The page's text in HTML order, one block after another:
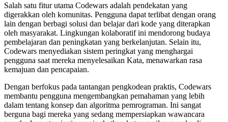
Salah satu fitur utama Codewars adalah pendekatan yang
digerakkan oleh komunitas. Pengguna dapat terlibat dengan orang
lain dengan berbagi solusi dan belajar dari kode yang diterapkan
oleh masyarakat. Lingkungan kolaboratif ini mendorong budaya
pembelajaran dan peningkatan yang berkelanjutan. Selain itu,
Codewars menyediakan sistem peringkat yang menghargai
pengguna saat mereka menyelesaikan Kata, menawarkan rasa
kemajuan dan pencapaian.
Dengan berfokus pada tantangan pengkodean praktis, Codewars
membantu pengguna mengembangkan pemahaman yang lebih
dalam tentang konsep dan algoritma pemrograman. Ini sangat
berguna bagi mereka yang sedang mempersiapkan wawancara